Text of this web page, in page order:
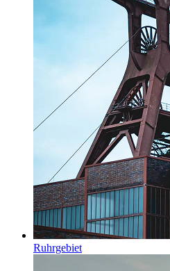
Ruhrgebiet